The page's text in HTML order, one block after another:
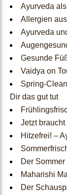
&
Jahreszeiten
Ayurveda
Allergien
Ayurveda
Gesunde
Vaidya on
Spring-Cleansing für Körper, Geist und Seele – warum
Dir das gut tut
Jetzt
Hitzefrei! –
Der
Maharishi
Der